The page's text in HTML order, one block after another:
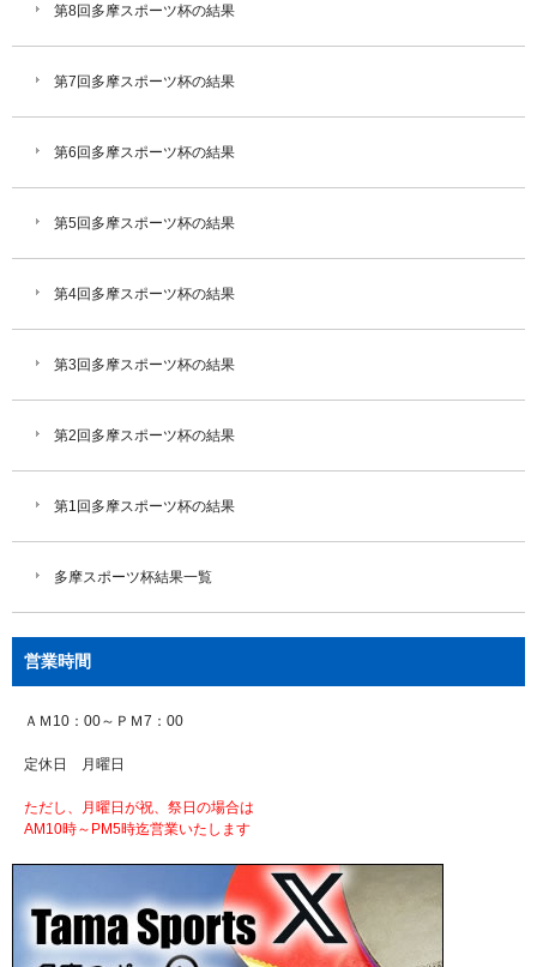
第8回多摩スポーツ杯の結果
第7回多摩スポーツ杯の結果
第6回多摩スポーツ杯の結果
第5回多摩スポーツ杯の結果
第4回多摩スポーツ杯の結果
第3回多摩スポーツ杯の結果
第2回多摩スポーツ杯の結果
第1回多摩スポーツ杯の結果
多摩スポーツ杯結果一覧
営業時間
ＡＭ10：00～ＰＭ7：00
定休日 月曜日
ただし、月曜日が祝、祭日の場合は
AM10時～PM5時迄営業いたします